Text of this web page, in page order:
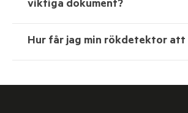
viktiga dokument?
Hur får jag min rökdetektor att